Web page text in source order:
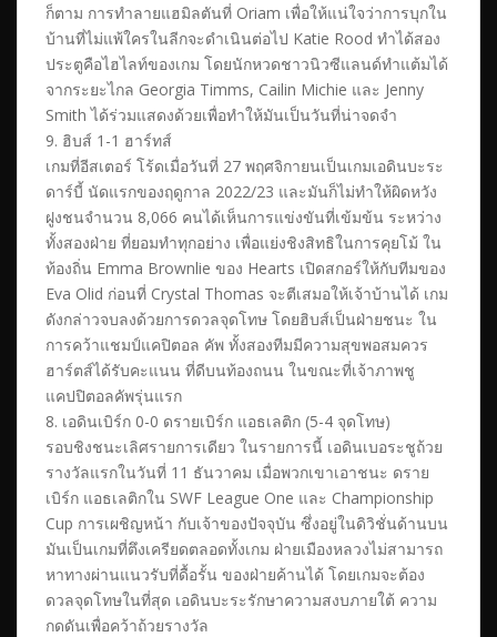
ก็ตาม การทำลายแฮมิลตันที่ Oriam เพื่อให้แน่ใจว่าการบุกใน
บ้านที่ไม่แพ้ใครในลีกจะดำเนินต่อไป Katie Rood ทำได้สอง
ประตูคือไฮไลท์ของเกม โดยนักหวดชาวนิวซีแลนด์ทำแต้มได้
จากระยะไกล Georgia Timms, Cailin Michie และ Jenny
Smith ได้ร่วมแสดงด้วยเพื่อทำให้มันเป็นวันที่น่าจดจำ
9. ฮิบส์ 1-1 ฮาร์ทส์
เกมที่อีสเตอร์ โร้ดเมื่อวันที่ 27 พฤศจิกายนเป็นเกมเอดินบะระ
ดาร์บี้ นัดแรกของฤดูกาล 2022/23 และมันก็ไม่ทำให้ผิดหวัง
ฝูงชนจำนวน 8,066 คนได้เห็นการแข่งขันที่เข้มข้น ระหว่าง
ทั้งสองฝ่าย ที่ยอมทำทุกอย่าง เพื่อแย่งชิงสิทธิในการคุยโม้ ใน
ท้องถิ่น Emma Brownlie ของ Hearts เปิดสกอร์ให้กับทีมของ
Eva Olid ก่อนที่ Crystal Thomas จะตีเสมอให้เจ้าบ้านได้ เกม
ดังกล่าวจบลงด้วยการดวลจุดโทษ โดยฮิบส์เป็นฝ่ายชนะ ใน
การคว้าแชมป์แคปิตอล คัพ ทั้งสองทีมมีความสุขพอสมควร
ฮาร์ตส์ได้รับคะแนน ที่ดีบนท้องถนน ในขณะที่เจ้าภาพชู
แคปปิตอลคัพรุ่นแรก
8. เอดินเบิร์ก 0-0 ดรายเบิร์ก แอธเลติก (5-4 จุดโทษ)
รอบชิงชนะเลิศรายการเดียว ในรายการนี้ เอดินเบอระชูถ้วย
รางวัลแรกในวันที่ 11 ธันวาคม เมื่อพวกเขาเอาชนะ ดราย
เบิร์ก แอธเลติกใน SWF League One และ Championship
Cup การเผชิญหน้า กับเจ้าของปัจจุบัน ซึ่งอยู่ในดิวิชั่นด้านบน
มันเป็นเกมที่ตึงเครียดตลอดทั้งเกม ฝ่ายเมืองหลวงไม่สามารถ
หาทางผ่านแนวรับที่ดื้อรั้น ของฝ่ายค้านได้ โดยเกมจะต้อง
ดวลจุดโทษในที่สุด เอดินบะระรักษาความสงบภายใต้ ความ
กดดันเพื่อคว้าถ้วยรางวัล